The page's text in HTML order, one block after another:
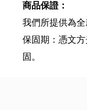
商品保證：
我們所提供為
保固期：憑文
固。